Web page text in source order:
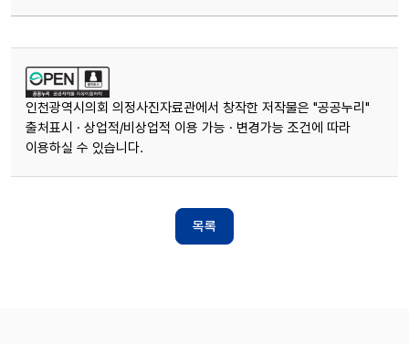
인천광역시의회 의정사진자료관에서 창작한 저작물은 "공공누리"
출처표시 · 상업적/비상업적 이용 가능 · 변경가능 조건에 따라
이용하실 수 있습니다.
목록